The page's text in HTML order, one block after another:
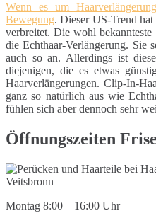
Wenn es um
Bewegung. Dieser US-Trend
verbreitet. Die wohl
die Echthaar-Verlängerung. Sie
auch so an. Allerdings ist
diejenigen, die es etwas
Haarverlängerungen. Clip-In-
ganz so natürlich aus wie
fühlen sich aber dennoch sehr
Öffnungszeiten
Montag 8:00 – 16:00 Uhr